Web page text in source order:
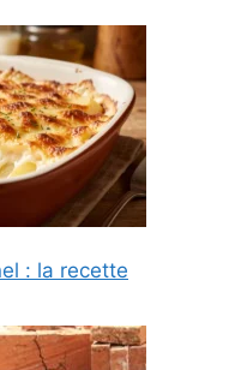
: la recette